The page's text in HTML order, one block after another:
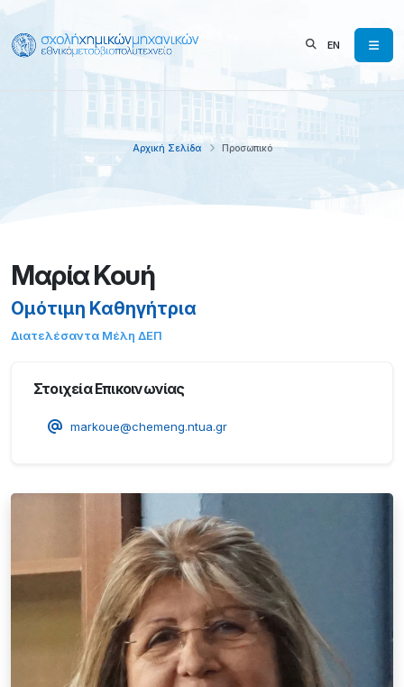
EN
Αρχική Σελίδα Προσωπικό
Μαρία Κουή
Ομότιμη Καθηγήτρια
Διατελέσαντα Μέλη ΔΕΠ
Στοιχεία Επικοινωνίας
markoue@chemeng.ntua.gr